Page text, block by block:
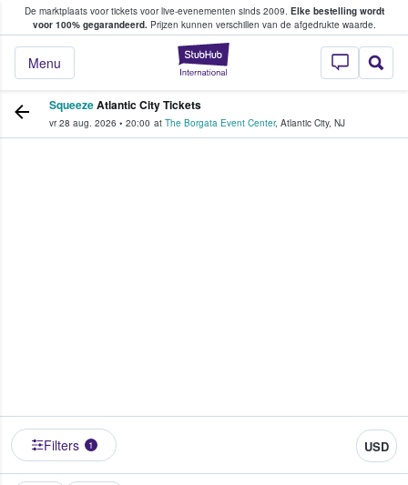
De marktplaats voor tickets voor live-evenementen sinds 2009. Elke bestelling wordt
voor 100% gegarandeerd.Prijzen kunnen verschillen van de afgedrukte waarde.
StubHub: waar
Menu
tickets kopen en verkopen
SqueezeAtlantic City Tickets
vr 28 aug. 2026 • 20:00 at The Borgata Event Center, Atlantic City, NJ
Filters 1 USD